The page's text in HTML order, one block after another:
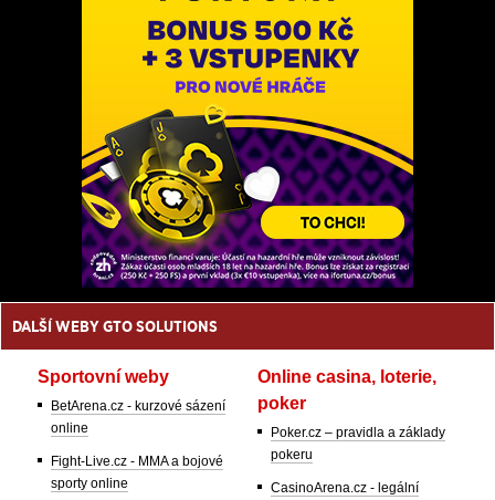
DALŠÍ WEBY GTO SOLUTIONS
Sportovní weby
BetArena.cz - kurzové sázení
online
Fight-Live.cz - MMA a bojové
sporty online
Online casina, loterie,
poker
Poker.cz – pravidla a základy
pokeru
CasinoArena.cz - legální